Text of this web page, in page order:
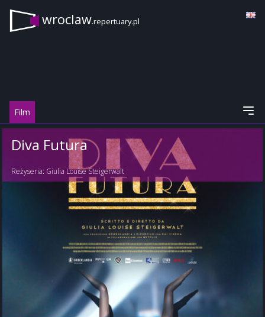
wroclaw.repertuary.pl
Film
Diva Futura
Reżyseria: Giulia Louise Steigerwalt